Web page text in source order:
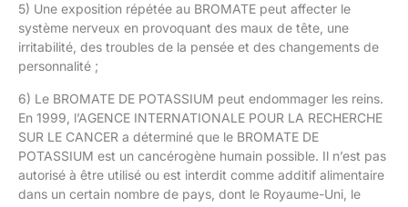
5) Une exposition répétée au BROMATE peut affecter le
système nerveux en provoquant des maux de tête, une
irritabilité, des troubles de la pensée et des changements de
personnalité ;
6) Le BROMATE DE POTASSIUM peut endommager les reins.
En 1999, l’AGENCE INTERNATIONALE POUR LA RECHERCHE
SUR LE CANCER a déterminé que le BROMATE DE
POTASSIUM est un cancérogène humain possible. Il n’est pas
autorisé à être utilisé ou est interdit comme additif alimentaire
dans un certain nombre de pays, dont le Royaume-Uni, le